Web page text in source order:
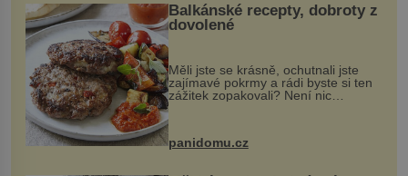
Balkánské recepty, dobroty z
dovolené
Měli jste se krásně, ochutnali jste
zajímavé pokrmy a rádi byste si ten
zážitek zopakovali? Není nic
snazšího. Pljeskavica (10 porcí)
Možná jste ji ochutnali na dovolené v
panidomu.cz